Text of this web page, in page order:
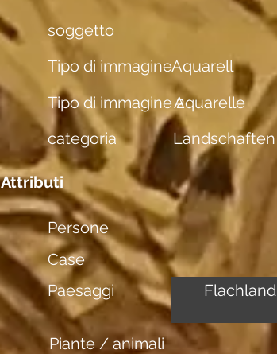
soggetto
Tipo di immagineAquarell
Tipo di immagine 2Aquarelle
categoria
Landschaften
Attributi
Persone
Case
Paesaggi
Flachland
Piante / animali